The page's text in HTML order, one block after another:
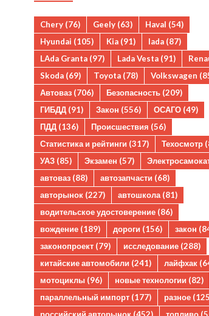
Chery (76) Geely (63) Haval (54)
Hyundai (105) Kia (91) lada (87)
LAda Granta (97) Lada Vesta (91)
Skoda (69) Toyota (78) Volkswagen
Автоваз (706) Безопасность (209)
ГИБДД (91) Закон (556) ОСАГО (49)
ПДД (136) Происшествия (56)
Статистика и рейтинги (317) Техосмотр
УАЗ (85) Экзамен (57)
автоваз (88) автозапчасти (68)
авторынок (227) автошкола (81)
водительское удостоверение (86)
вождение (189) дороги (156) закон
законопроект (79) исследование (288)
китайские автомобили (241) лайфхак
мотоциклы (96) новые технологии (82)
параллельный импорт (177) разное